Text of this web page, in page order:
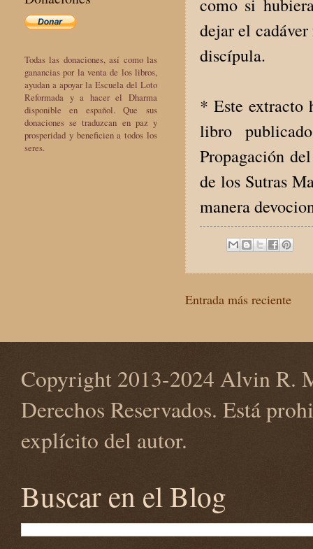
como si
dejar el
discípula.
* Este extracto
libro
Propagación
de los Sutras
manera
Entrada más reciente
Todas las donaciones, así como las
ganancias por la venta de los libros,
ayudan a apoyar la Escuela del Loto
Reformada y a hacer el Dharma
disponible en español. Que sus
donaciones se traduzcan en paz y
prosperidad y beneficien a todos los
seres.
Copyright 2013-2024 Alvin R.
Derechos Reservados. Está
explícito del autor.
Buscar en el Blog